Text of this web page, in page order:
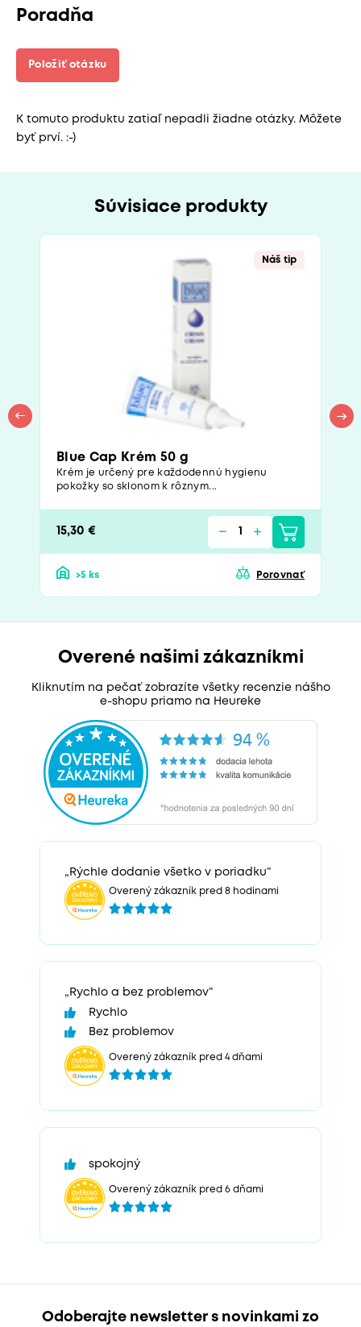
Poradňa
Položiť otázku
K tomuto produktu zatiaľ nepadli žiadne otázky. Môžete
byť prví. :-)
Súvisiace produkty
Náš tip
Blue Cap Krém 50 g
Krém je určený pre každodennú hygienu
pokožky so sklonom k rôznym...
15,30 €
>5 ks Porovnať
Overené našimi zákazníkmi
Kliknutím na pečať zobrazíte všetky recenzie nášho
e-shopu priamo na Heureke
„Rýchle dodanie všetko v poriadku“
Overený zákazník pred 8 hodinami
„Rychlo a bez problemov“
Rychlo
Bez problemov
Overený zákazník pred 4 dňami
spokojný
Overený zákazník pred 6 dňami
Odoberajte newsletter s novinkami zo